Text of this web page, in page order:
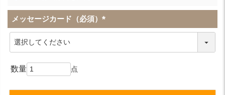
メッセージカード（必須）
(